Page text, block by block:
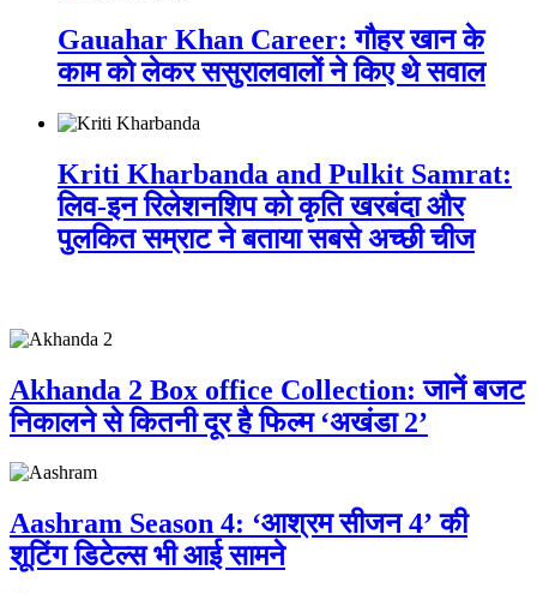
Gauahar Khan Career: गौहर खान के
काम को लेकर ससुरालवालों ने किए थे सवाल
Kriti Kharbanda and Pulkit Samrat:
लिव-इन रिलेशनशिप को कृति खरबंदा और
पुलकित सम्राट ने बताया सबसे अच्छी चीज
Akhanda 2 Box office Collection: जानें बजट
निकालने से कितनी दूर है फिल्म ‘अखंडा 2’
Aashram Season 4: ‘आश्रम सीजन 4’ की
शूटिंग डिटेल्स भी आई सामने